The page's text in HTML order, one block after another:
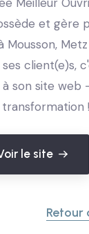
Meilleur
et gère
Mousson,
client(e)s,
son site web
!
le site
Retour